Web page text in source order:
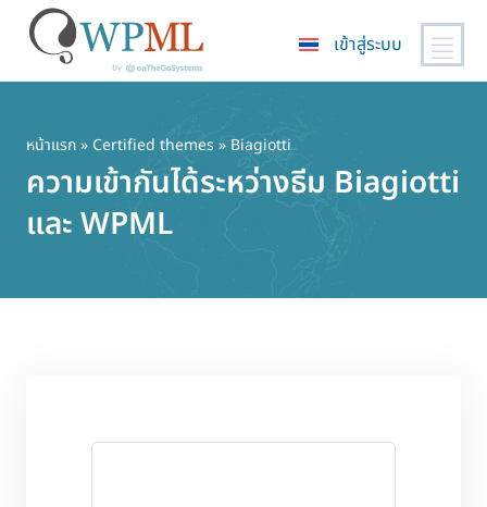
เนื้อหา
หลัก
เข้าสู่ระบบ
หน้าแรก» Certified themes » Biagiotti
ความเข้ากันได้ระหว่างธีม Biagiotti
และ WPML